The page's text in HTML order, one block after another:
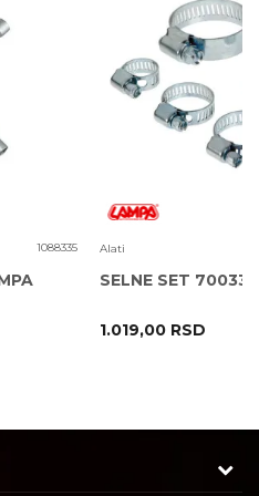
sva prava kupaca po osnovu
1088335 Alati
SELNE SET 70033
1.019,00 RSD